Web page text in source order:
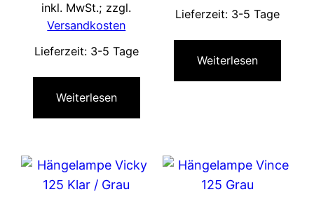
inkl. MwSt.; zzgl.
Versandkosten
Lieferzeit: 3-5 Tage
Weiterlesen
Lieferzeit: 3-5 Tage
Weiterlesen